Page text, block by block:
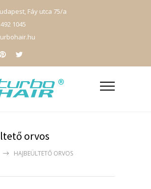
Fáy utca 75/a
1045
orvos
HAJBEÜLTETŐ ORVOS